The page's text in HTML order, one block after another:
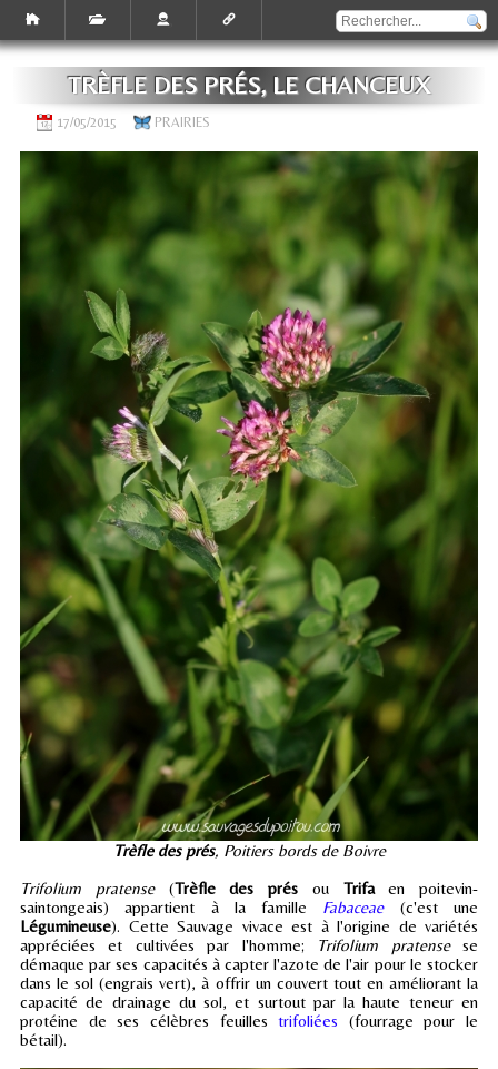
TRÈFLE DES PRÉS, LE CHANCEUX
17/05/2015 PRAIRIES
Trèfle des prés, Poitiers bords de Boivre
Trifolium pratense(Trèfle des prés ou Trifaen poitevin-
saintongeais) appartient à la famille Fabaceae(c'est une
Légumineuse). Cette Sauvage vivace est à l'origine de variétés
appréciées et cultivées par l'homme;
Trifolium pratensese
démaque par ses capacités à capter l'azote de l'air pour le stocker
dans le sol (engrais vert), à offrir un couvert tout en améliorant la
capacité de drainage du sol, et surtout par la haute teneur en
protéine de ses célèbres feuillestrifoliées (fourrage pour le
bétail).